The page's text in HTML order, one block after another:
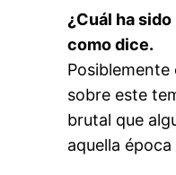
¿Cuál ha
como dice.
sobre este
brutal que
aquella